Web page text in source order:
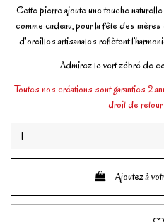
Cette pierre ajoute une touche
comme cadeau, pour la fête des
d'oreilles artisanales reflètent
Admirez le vert zébré de
Toutes nos créations sont garanties 2
droit de
Ajoutez à